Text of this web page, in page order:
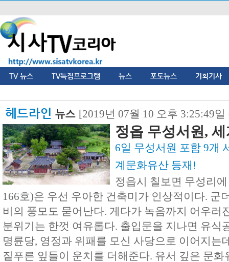
TV 뉴스 TV특집프로그램 뉴스 포토뉴스 기획기사
헤드라인 뉴스 [2019년 07월 10 오후 3:25:49
정읍 무성서원,
6일 무성서원 포함 9개
계문화유산 등재!
정읍시 칠보면 무성리
166호)은 우선 우아한 건축미가 인상적이다. 군
비의 풍모도 묻어난다. 게다가 녹음까지 어우러
분위기는 한껏 여유롭다. 출입문을 지나면 유식
명륜당, 영정과 위패를 모신 사당으로 이어지는
짙푸른 잎들이 운치를 더해준다. 유서 깊은 문